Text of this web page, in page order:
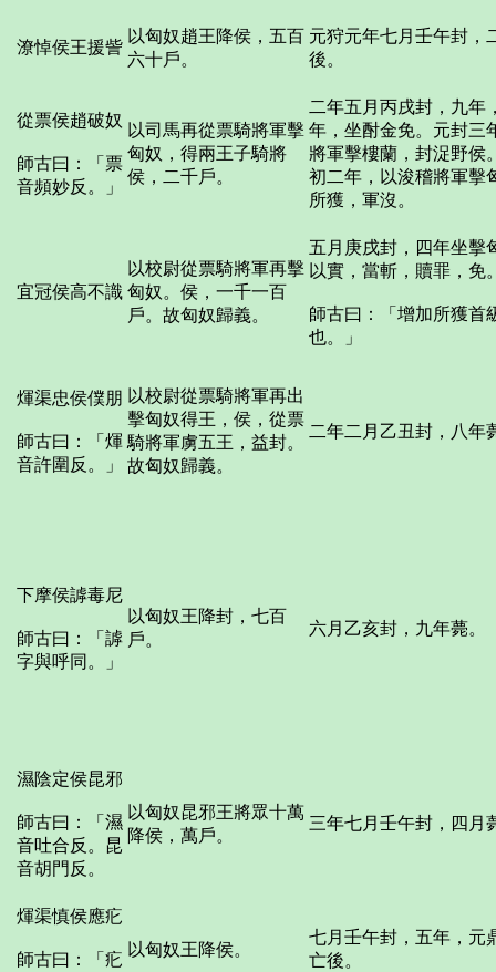
潦悼侯王援訾
以匈奴趙王降侯，五百
六十戶。
元狩元年七月壬午封，
後。
從票侯趙破奴
師古曰：「票
音頻妙反。」
以司馬再從票騎將軍擊
匈奴，得兩王子騎將
侯，二千戶。
二年五月丙戌封，九年
年，坐酎金免。元封三
將軍擊樓蘭，封浞野侯
初二年，以浚稽將軍擊
所獲，軍沒。
宜冠侯高不識
以校尉從票騎將軍再擊
匈奴。侯，一千一百
戶。故匈奴歸義。
五月庚戌封，四年坐擊
以實，當斬，贖罪，免
師古曰：「增加所獲首
也。」
煇渠忠侯僕朋
師古曰：「煇
音許圍反。」
以校尉從票騎將軍再出
擊匈奴得王，侯，從票
騎將軍虜五王，益封。
故匈奴歸義。
二年二月乙丑封，八年
下摩侯謼毒尼
師古曰：「謼
字與呼同。」
以匈奴王降封，七百
戶。
六月乙亥封，九年薨。
濕陰定侯昆邪
師古曰：「濕
音吐合反。昆
音胡門反。
以匈奴昆邪王將眾十萬
降侯，萬戶。
三年七月壬午封，四月
煇渠慎侯應疕
師古曰：「疕
以匈奴王降侯。
七月壬午封，五年，元
亡後。